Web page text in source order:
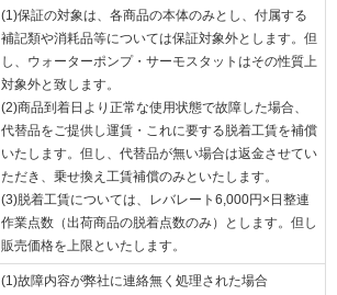
(1)保証の対象は、各商品の本体のみとし、付属する
補記類や消耗品等については保証対象外とします。但
し、ウォーターポンプ・サーモスタットはその性質上
対象外と致します。
(2)商品到着日より正常な使用状態で故障した場合、
代替品をご提供し運賃・これに要する脱着工賃を補償
いたします。但し、代替品が無い場合は返金させてい
ただき、乗せ換え工賃補償のみといたします。
(3)脱着工賃については、レバレート6,000円×日整連
作業点数（出荷商品の脱着点数のみ）とします。但し
販売価格を上限といたします。
(1)故障内容が弊社に連絡無く処理された場合